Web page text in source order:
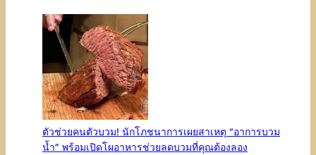
ตัวช่วยคนตัวบวม! นักโภชนาการเผยสาเหตุ “อาการบวม
น้ำ” พร้อมเปิดโผอาหารช่วยลดบวมที่คุณต้องลอง